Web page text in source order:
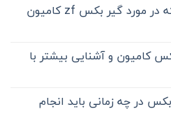
نکات مهم و کلیدی که در مورد گیر بکس zf کامیون
کامیون و آشنایی بیشتر با
در چه زمانی باید انجام